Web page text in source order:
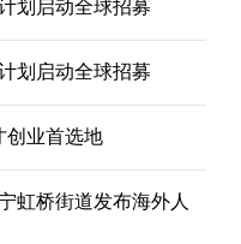
划启动全球招募
划启动全球招募
创业首选地
虹桥街道发布海外人